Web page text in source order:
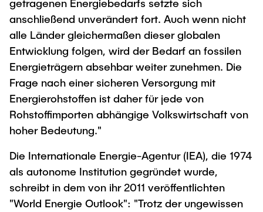
getragenen Energiebedarfs setzte sich
anschließend unverändert fort. Auch wenn nicht
alle Länder gleichermaßen dieser globalen
Entwicklung folgen, wird der Bedarf an fossilen
Energieträgern absehbar weiter zunehmen. Die
Frage nach einer sicheren Versorgung mit
Energierohstoffen ist daher für jede von
Rohstoffimporten abhängige Volkswirtschaft von
hoher Bedeutung."
Die Internationale Energie-Agentur (IEA), die 1974
als autonome Institution gegründet wurde,
schreibt in dem von ihr 2011 veröffentlichten
"World Energie Outlook": "Trotz der ungewissen